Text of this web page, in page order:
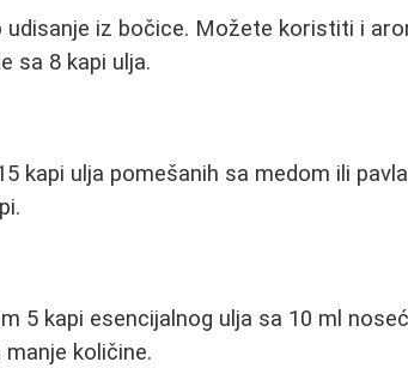
udisanje iz bočice. Možete koristiti i
sa 8 kapi ulja.
kapi ulja pomešanih sa medom ili
5 kapi esencijalnog ulja sa 10 ml
količine.